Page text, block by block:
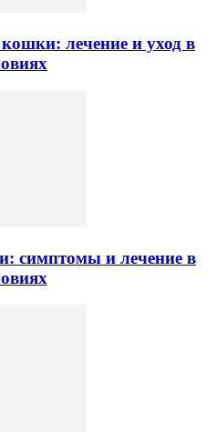
лечение и уход в
симптомы и лечение в